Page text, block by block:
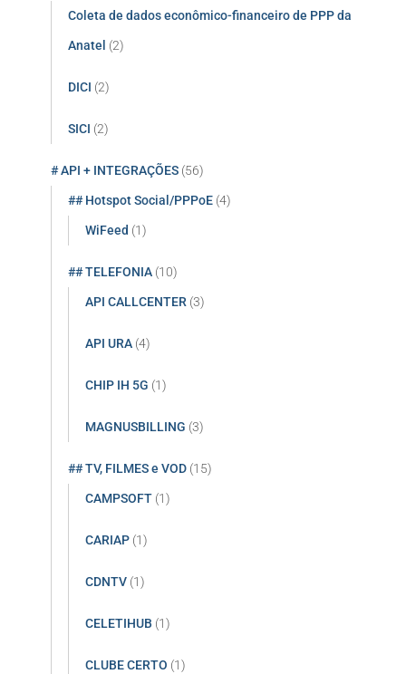
Coleta de dados econômico-financeiro de PPP da
Anatel (2)
DICI (2)
SICI (2)
# API + INTEGRAÇÕES (56)
## Hotspot Social/PPPoE (4)
WiFeed (1)
## TELEFONIA (10)
API CALLCENTER (3)
API URA (4)
CHIP IH 5G (1)
MAGNUSBILLING (3)
## TV, FILMES e VOD (15)
CAMPSOFT (1)
CARIAP (1)
CDNTV (1)
CELETIHUB (1)
CLUBE CERTO (1)